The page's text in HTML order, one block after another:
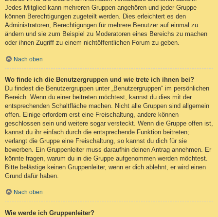
Jedes Mitglied kann mehreren Gruppen angehören und jeder Gruppe
können Berechtigungen zugeteilt werden. Dies erleichtert es den
Administratoren, Berechtigungen für mehrere Benutzer auf einmal zu
ändern und sie zum Beispiel zu Moderatoren eines Bereichs zu machen
oder ihnen Zugriff zu einem nichtöffentlichen Forum zu geben.
Nach oben
Wo finde ich die Benutzergruppen und wie trete ich ihnen bei?
Du findest die Benutzergruppen unter „Benutzergruppen“ im persönlichen
Bereich. Wenn du einer beitreten möchtest, kannst du dies mit der
entsprechenden Schaltfläche machen. Nicht alle Gruppen sind allgemein
offen. Einige erfordern erst eine Freischaltung, andere können
geschlossen sein und weitere sogar versteckt. Wenn die Gruppe offen ist,
kannst du ihr einfach durch die entsprechende Funktion beitreten;
verlangt die Gruppe eine Freischaltung, so kannst du dich für sie
bewerben. Ein Gruppenleiter muss daraufhin deinen Antrag annehmen. Er
könnte fragen, warum du in die Gruppe aufgenommen werden möchtest.
Bitte belästige keinen Gruppenleiter, wenn er dich ablehnt, er wird einen
Grund dafür haben.
Nach oben
Wie werde ich Gruppenleiter?